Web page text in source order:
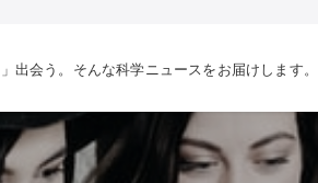
出会う。そんな科学ニュースをお届けします。